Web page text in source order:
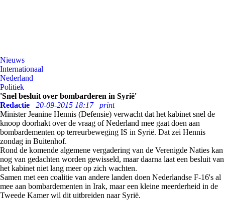
Nieuws
Internationaal
Nederland
Politiek
'Snel besluit over bombarderen in Syrië'
Redactie
20-09-2015 18:17
print
Minister Jeanine Hennis (Defensie) verwacht dat het kabinet snel de
knoop doorhakt over de vraag of Nederland mee gaat doen aan
bombardementen op terreurbeweging IS in Syrië. Dat zei Hennis
zondag in Buitenhof.
Rond de komende algemene vergadering van de Verenigde Naties kan
nog van gedachten worden gewisseld, maar daarna laat een besluit van
het kabinet niet lang meer op zich wachten.
Samen met een coalitie van andere landen doen Nederlandse F-16's al
mee aan bombardementen in Irak, maar een kleine meerderheid in de
Tweede Kamer wil dit uitbreiden naar Syrië.